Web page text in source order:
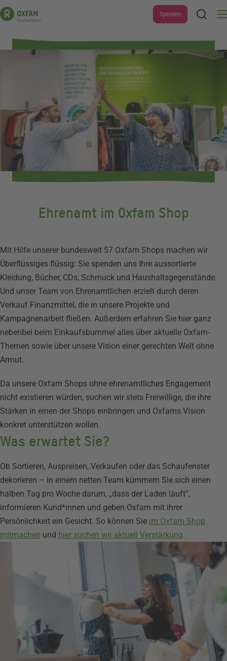
Direkt
zum
Spenden Suche
Rainer Keuenhof/Oxfam
Ehrenamt im Oxfam Shop
Mit Hilfe unserer bundesweit 57 Oxfam Shops machen wir
Überflüssiges flüssig: Sie spenden uns Ihre aussortierte
Kleidung, Bücher, CDs, Schmuck und Haushaltsgegenstände.
Und unser Team von Ehrenamtlichen erzielt durch deren
Verkauf Finanzmittel, die in unsere Projekte und
Kampagnenarbeit fließen. Außerdem erfahren Sie hier ganz
nebenbei beim Einkaufsbummel alles über aktuelle Oxfam-
Themen sowie über unsere Vision einer gerechten Welt ohne
Armut.
Da unsere Oxfam Shops ohne ehrenamtliches Engagement
nicht existieren würden, suchen wir stets Freiwillige, die ihre
Stärken in einen der Shops einbringen und Oxfams Vision
konkret unterstützen wollen.
Was erwartet Sie?
Ob Sortieren, Auspreisen, Verkaufen oder das Schaufenster
dekorieren – in einem netten Team kümmern Sie sich einen
halben Tag pro Woche darum, „dass der Laden läuft“,
informieren Kund*innen und geben Oxfam mit ihrer
Persönlichkeit ein Gesicht. So können Sie im Oxfam Shop
mitmachen und hier suchen wir aktuell Verstärkung.